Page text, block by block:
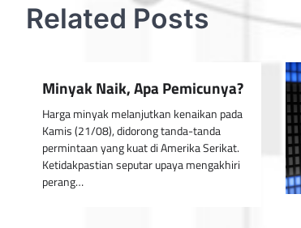
Related Posts
Minyak Naik, Apa Pemicunya?
Harga minyak melanjutkan kenaikan pada
Kamis (21/08), didorong tanda-tanda
permintaan yang kuat di Amerika Serikat.
Ketidakpastian seputar upaya mengakhiri
perang…